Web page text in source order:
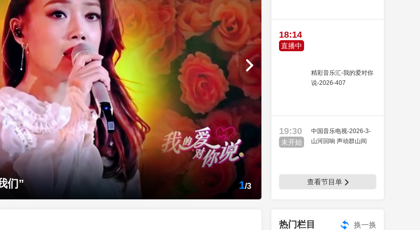
总台企业白名单
2/3
18:14
直播中
精彩音乐汇-我的爱对你
说-2026-407
19:30
未开始
中国音乐电视-2026-3-
山河回响 声动群山间
查看节目单
热门栏目 换一换